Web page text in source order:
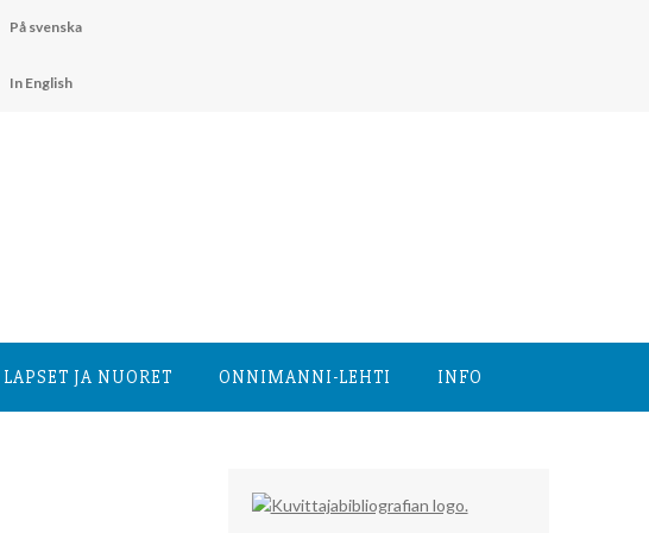
På svenska
In English
LAPSET JA NUORET ONNIMANNI-LEHTI INFO